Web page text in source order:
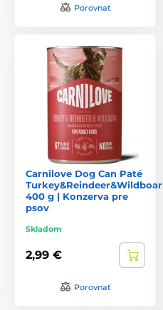
Porovnať
Carnilove Dog Can Paté
Turkey&Reindeer&Wildboar
400 g | Konzerva pre
psov
Skladom
2,99 €
Porovnať